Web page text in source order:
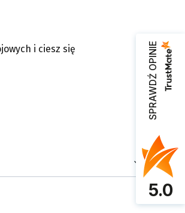
i ciesz się
SPRAWDŹ OPINIE
5.0